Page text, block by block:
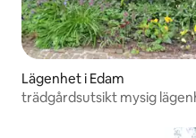
Lägenhet i Edam
trädgårdsutsikt mysig